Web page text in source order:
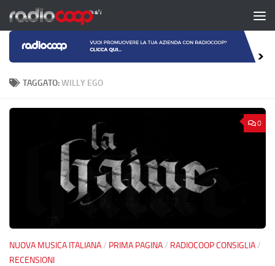
Salta al contenuto
TAGGATO:WILLY EGO
0
NUOVA MUSICA ITALIANA/ PRIMA PAGINA/ RADIOCOOP CONSIGLIA/
RECENSIONI